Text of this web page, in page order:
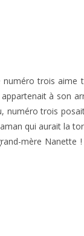
trois aime
appartenait à son
numéro trois
qui aurait la
mère